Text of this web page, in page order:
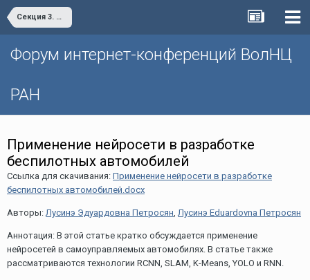
Секция 3. Цифровая экономика: современные вызовы и возможности развития
Форум интернет-конференций ВолНЦ
РАН
Применение нейросети в разработке
беспилотных автомобилей
Ссылка для скачивания: Применение нейросети в разработке
беспилотных автомобилей.docx
Авторы:Лусинэ Эдуардовна Петросян,Лусинэ Eduardovna Петросян
Аннотация: В этой статье кратко обсуждается применение
нейросетей в самоуправляемых автомобилях. В статье также
рассматриваются технологии RCNN, SLAM, K-Means, YOLO и RNN.